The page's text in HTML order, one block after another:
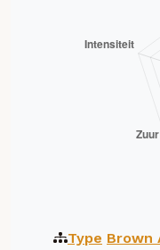
Type Brown